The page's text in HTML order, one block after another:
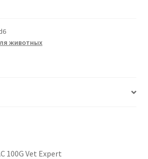
животных
100G Vet Expert